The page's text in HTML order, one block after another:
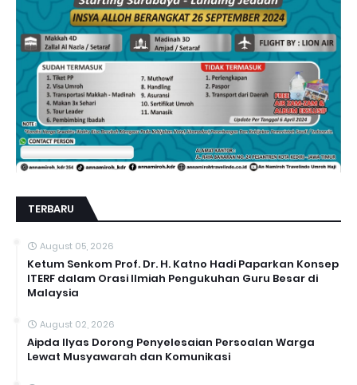
TERBARU
August 05, 2026
Ketum Senkom Prof. Dr. H. Katno Hadi Paparkan Konsep
ITERF dalam Orasi Ilmiah Pengukuhan Guru Besar di
Malaysia
August 02, 2026
Aipda Ilyas Dorong Penyelesaian Persoalan Warga
Lewat Musyawarah dan Komunikasi